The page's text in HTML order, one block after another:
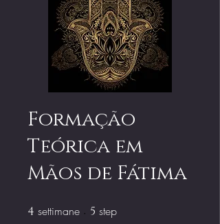
Formação
Teórica em
Mãos de Fátima
4 settimane 4 settimane
5 step